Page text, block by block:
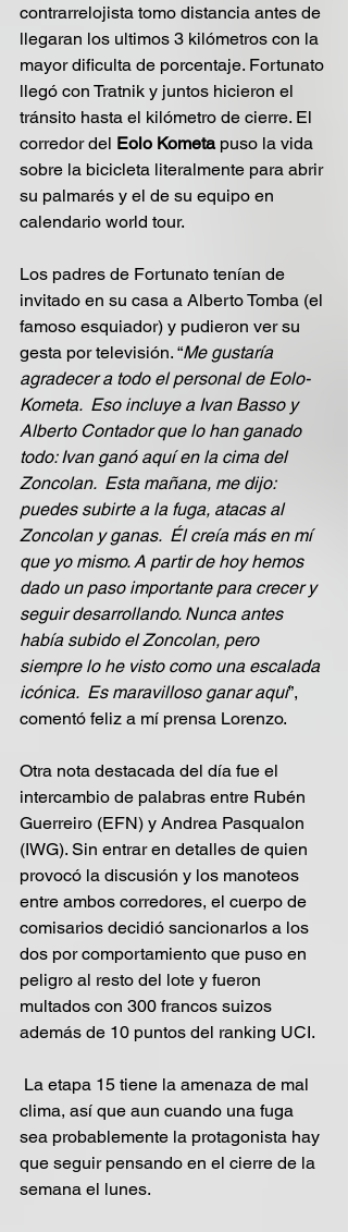
contrarrelojista tomo distancia antes de
llegaran los ultimos 3 kilómetros con la
mayor dificulta de porcentaje. Fortunato
llegó con Tratnik y juntos hicieron el
tránsito hasta el kilómetro de cierre. El
corredor del Eolo Kometa puso la vida
sobre la bicicleta literalmente para abrir
su palmarés y el de su equipo en
calendario world tour.
Los padres de Fortunato tenían de
invitado en su casa a Alberto Tomba (el
famoso esquiador) y pudieron ver su
gesta por televisión. “Me gustaría
agradecer a todo el personal de Eolo-
Kometa.  Eso incluye a Ivan Basso y
Alberto Contador que lo han ganado
todo: Ivan ganó aquí en la cima del
Zoncolan.  Esta mañana, me dijo:
puedes subirte a la fuga, atacas al
Zoncolan y ganas.  Él creía más en mí
que yo mismo. A partir de hoy hemos
dado un paso importante para crecer y
seguir desarrollando. Nunca antes
había subido el Zoncolan, pero
siempre lo he visto como una escalada
icónica.  Es maravilloso ganar aquí”,
comentó feliz a mí prensa Lorenzo.
Otra nota destacada del día fue el
intercambio de palabras entre Rubén
Guerreiro (EFN) y Andrea Pasqualon
(IWG). Sin entrar en detalles de quien
provocó la discusión y los manoteos
entre ambos corredores, el cuerpo de
comisarios decidió sancionarlos a los
dos por comportamiento que puso en
peligro al resto del lote y fueron
multados con 300 francos suizos
además de 10 puntos del ranking UCI.
clima, así que aun cuando una fuga
sea probablemente la protagonista hay
que seguir pensando en el cierre de la
semana el lunes.